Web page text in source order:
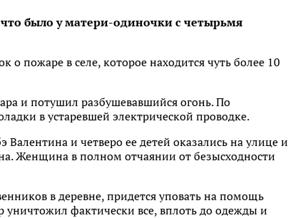
было у матери-одиночки с четырьмя
пожаре в селе, которое находится чуть более 10
и потушил разбушевавшийся огонь. По
в устаревшей электрической проводке.
и четверо ее детей оказались на улице и
Женщина в полном отчаянии от безысходности
в деревне, придется уповать на помощь
фактически все, вплоть до одежды и